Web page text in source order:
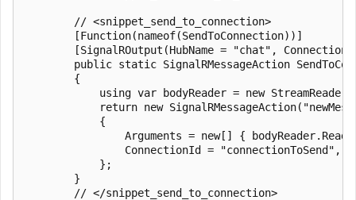
        // <snippet_send_to_connection>
        [Function(nameof(SendToConnection))]
[SignalROutput(HubName = "chat",
public static SignalRMessageAction
        {
using var bodyReader = new
return new
            {
Arguments = new[] {
                ConnectionId = "connectionToSend",
            };
        }
        // </snippet_send_to_connection>